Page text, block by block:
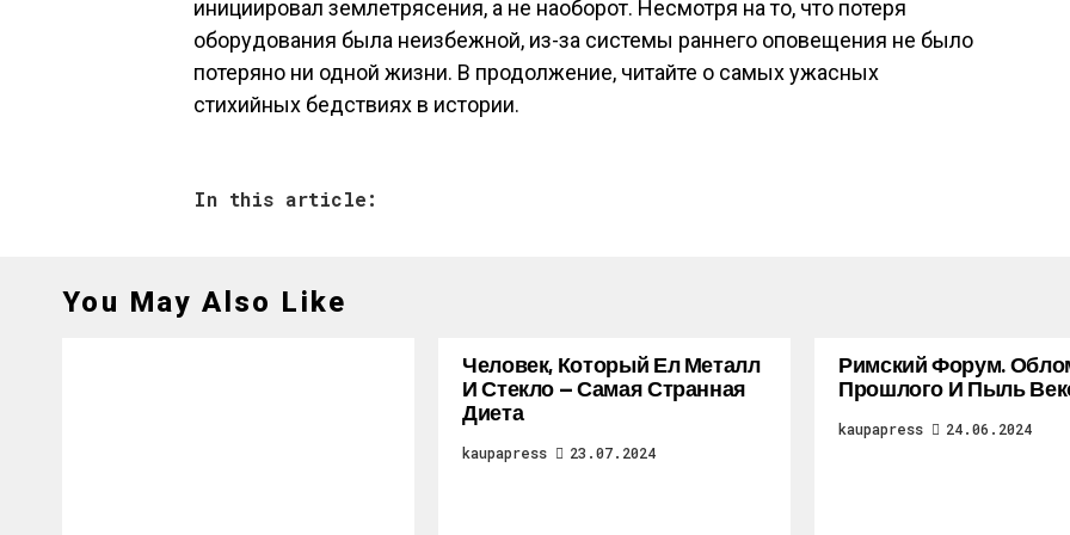
инициировал землетрясения, а не наоборот. Несмотря на то, что потеря
оборудования была неизбежной, из-за системы раннего оповещения не было
потеряно ни одной жизни. В продолжение, читайте о самых ужасных
стихийных бедствиях в истории.
In this article:
You May Also Like
Человек, Который Ел Металл
И Стекло — Самая Странная
Диета
kaupapress 23.07.2024
Римский Форум.
Прошлого И Пыль
kaupapress 24.06.2024